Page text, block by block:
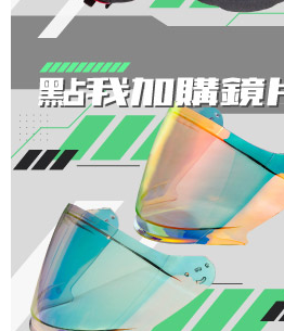
時審查核予不同之上限額度；若仍有額度不
請求用戶進行身份認證。
恩沛科技股份有限公司將有權停止該用戶之